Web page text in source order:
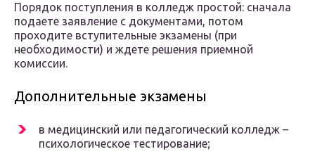
Порядок поступления в колледж простой: сначала
подаете заявление с документами, потом
проходите вступительные экзамены (при
необходимости) и ждете решения приемной
комиссии.
Дополнительные экзамены
в медицинский или педагогический колледж –
психологическое тестирование;